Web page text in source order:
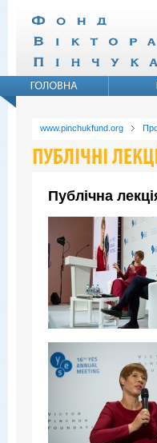
www.pinchukfund.org
Публічна